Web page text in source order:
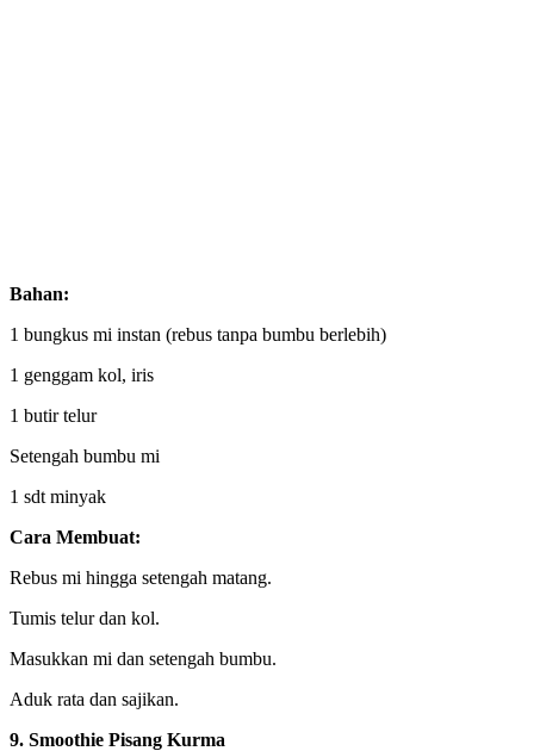
Bahan:
1 bungkus mi instan (rebus tanpa bumbu berlebih)
1 genggam kol, iris
1 butir telur
Setengah bumbu mi
1 sdt minyak
Cara Membuat:
Rebus mi hingga setengah matang.
Tumis telur dan kol.
Masukkan mi dan setengah bumbu.
Aduk rata dan sajikan.
9. Smoothie Pisang Kurma